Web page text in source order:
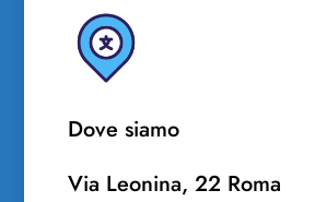
Dove siamo
Via Leonina, 22 Roma